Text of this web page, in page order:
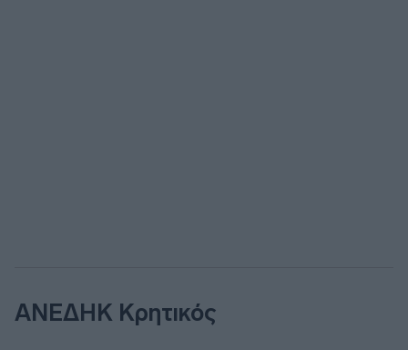
ΑΝΕΔΗΚ Κρητικός